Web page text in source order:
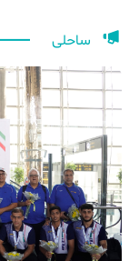
ساحلی